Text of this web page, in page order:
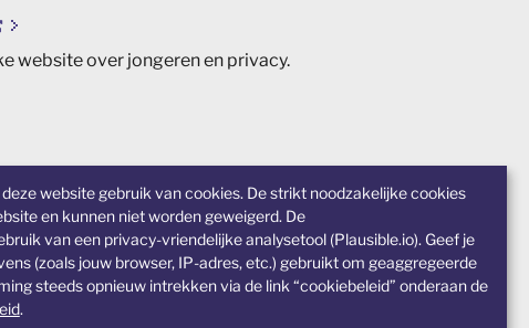
website gebruik van cookies. De strikt noodzakelijke cookies
en kunnen niet worden geweigerd. De
van een privacy-vriendelijke analysetool (Plausible.io). Geef je
(zoals jouw browser, IP-adres, etc.) gebruikt om geaggregeerde
steeds opnieuw intrekken via de link “cookiebeleid” onderaan de
.
website over jongeren en privacy.